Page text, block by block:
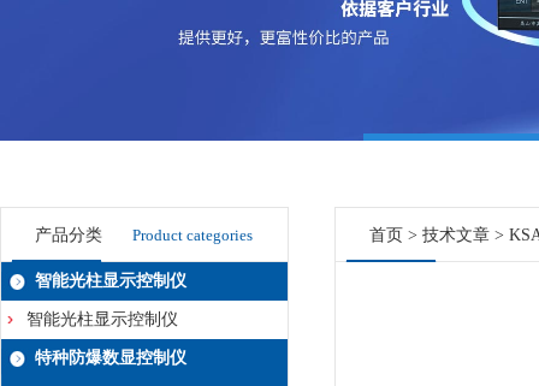
产品分类 Product categories
智能光柱显示控制仪
智能光柱显示控制仪
特种防爆数显控制仪
首页 > 技术文章 >